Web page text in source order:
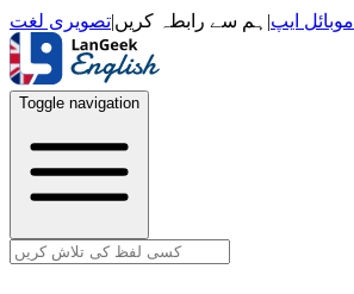
موبائل ایپ| ہم سے رابطہ کریں|تصویری لغت
Toggle navigation